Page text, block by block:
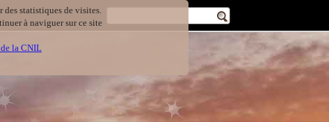
des statistiques de visites.
à naviguer sur ce site
la CNIL